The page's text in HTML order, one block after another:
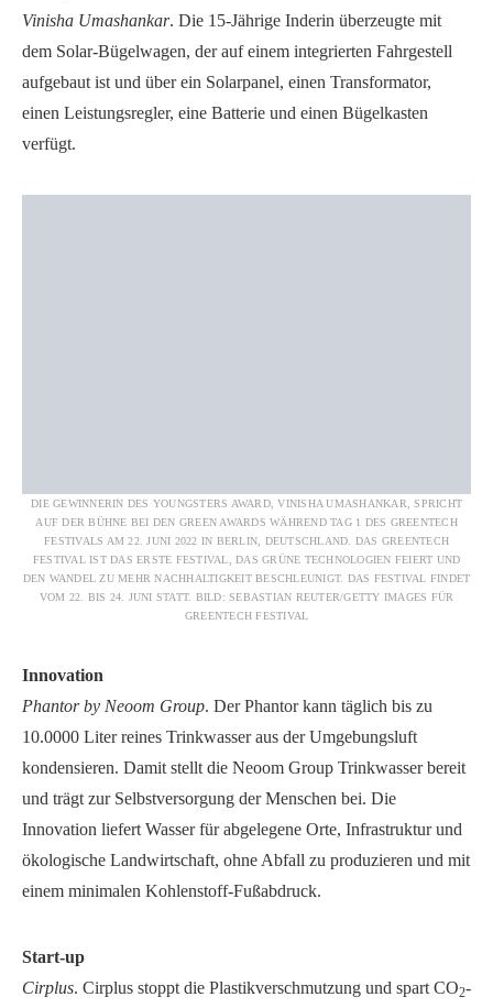
Vinisha Umashankar. Die 15-Jährige Inderin überzeugte mit
dem Solar-Bügelwagen, der auf einem integrierten Fahrgestell
aufgebaut ist und über ein Solarpanel, einen Transformator,
einen Leistungsregler, eine Batterie und einen Bügelkasten
verfügt.
DIE GEWINNERIN DES YOUNGSTERS AWARD, VINISHA UMASHANKAR, SPRICHT
AUF DER BÜHNE BEI DEN GREEN AWARDS WÄHREND TAG 1 DES GREENTECH
FESTIVALS AM 22. JUNI 2022 IN BERLIN, DEUTSCHLAND. DAS GREENTECH
FESTIVAL IST DAS ERSTE FESTIVAL, DAS GRÜNE TECHNOLOGIEN FEIERT UND
DEN WANDEL ZU MEHR NACHHALTIGKEIT BESCHLEUNIGT. DAS FESTIVAL FINDET
VOM 22. BIS 24. JUNI STATT. BILD: SEBASTIAN REUTER/GETTY IMAGES FÜR
GREENTECH FESTIVAL
Innovation
Phantor by Neoom Group. Der Phantor kann täglich bis zu
10.0000 Liter reines Trinkwasser aus der Umgebungsluft
kondensieren. Damit stellt die Neoom Group Trinkwasser bereit
und trägt zur Selbstversorgung der Menschen bei. Die
Innovation liefert Wasser für abgelegene Orte, Infrastruktur und
ökologische Landwirtschaft, ohne Abfall zu produzieren und mit
einem minimalen Kohlenstoff-Fußabdruck.
Start-up
Cirplus. Cirplus stoppt die Plastikverschmutzung und spart CO2-